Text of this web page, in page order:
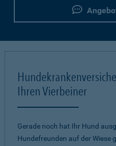
Ihren Vierbeiner
Gerade noch hat Ihr Hund
Hundefreunden auf der Wiese